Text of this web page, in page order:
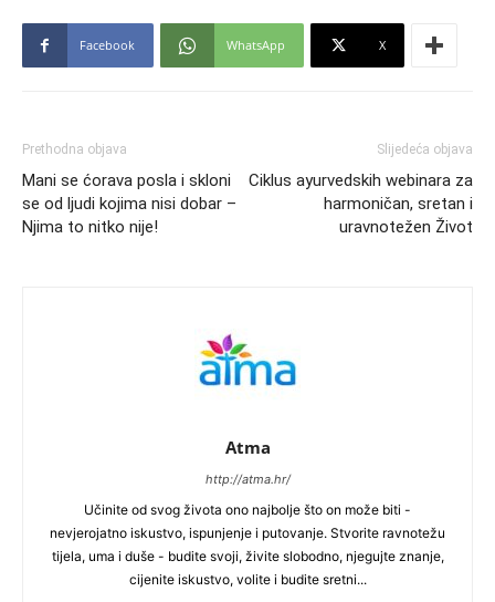
Facebook WhatsApp X
Prethodna objava
Mani se ćorava posla i skloni
se od ljudi kojima nisi dobar –
Njima to nitko nije!
Slijedeća objava
Ciklus ayurvedskih webinara za
harmoničan, sretan i
uravnotežen Život
Atma
http://atma.hr/
Učinite od svog života ono najbolje što on može biti -
nevjerojatno iskustvo, ispunjenje i putovanje. Stvorite ravnotežu
tijela, uma i duše - budite svoji, živite slobodno, njegujte znanje,
cijenite iskustvo, volite i budite sretni...